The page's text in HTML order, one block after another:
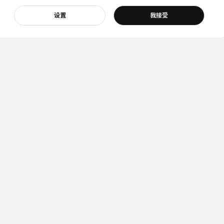
设置 我接受